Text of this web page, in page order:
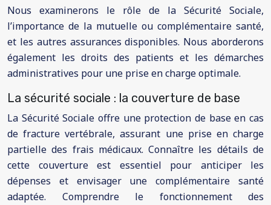
Nous examinerons le rôle de la Sécurité Sociale,
l’importance de la mutuelle ou complémentaire santé,
et les autres assurances disponibles. Nous aborderons
également les droits des patients et les démarches
administratives pour une prise en charge optimale.
La sécurité sociale : la couverture de base
La Sécurité Sociale offre une protection de base en cas
de fracture vertébrale, assurant une prise en charge
partielle des frais médicaux. Connaître les détails de
cette couverture est essentiel pour anticiper les
dépenses et envisager une complémentaire santé
adaptée. Comprendre le fonctionnement des